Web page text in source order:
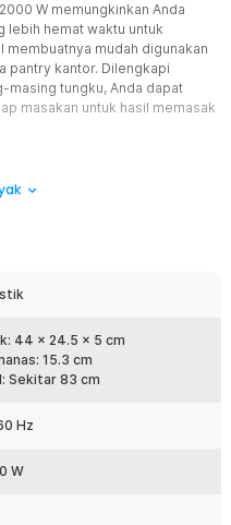
W memungkinkan Anda
lebih hemat waktu untuk
mudah digunakan
pantry kantor. Dilengkapi
masing tungku, Anda dapat
masakan untuk hasil memasak
panas yang merata,
panas yang bisa diatur
menghangatkan makanan dan
merebus, hingga
Aktivitas memasak
44 x 24.5 x 5 cm
15.3 cm
Sekitar 83 cm
Hz
W